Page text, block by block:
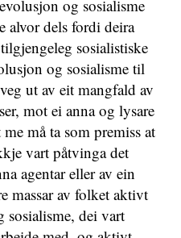
og sosialisme
alvor dels fordi deira
sosialistiske
og sosialisme til
ut av eit mangfald av
mot ei anna og lysare
må ta som premiss at
vart påtvinga det
agentar eller av ein
massar av folket aktivt
dei vart